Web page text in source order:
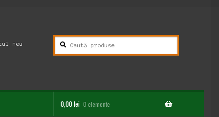
meu
Caută
după:
Caută
0,00lei 0 elemente